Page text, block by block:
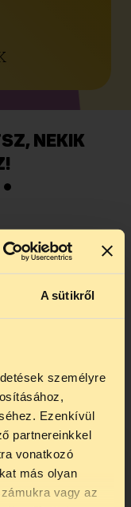
A sütikről
személyre
Ezenkívül
partnereinkkel
vonatkozó
más olyan
vagy az
NEKIK